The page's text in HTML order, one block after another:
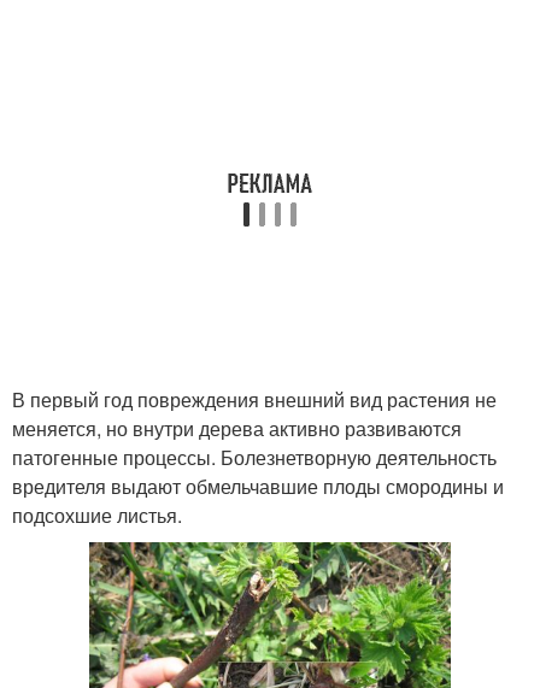
В первый год повреждения внешний вид растения не
меняется, но внутри дерева активно развиваются
патогенные процессы. Болезнетворную деятельность
вредителя выдают обмельчавшие плоды смородины и
подсохшие листья.